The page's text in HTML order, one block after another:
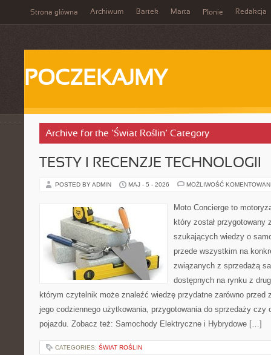
Strona główna Archiwum Bartek Marta Płonie Redakcja
POCZEKAJMY
Archive for the ‘Świat Roślin’ Category
TESTY I RECENZJE TECHNOLOGII
POSTED BY ADMIN MAJ - 5 - 2026 MOŻLIWOŚĆ
Moto Concierge to
który został przygotowany
szukających wiedzy o
przede wszystkim na
związanych z sprzedażą
dostępnych na rynku z
którym czytelnik może znaleźć wiedzę przydatne zarówno przed
jego codziennego użytkowania, przygotowania do sprzedaży czy
pojazdu. Zobacz też: Samochody Elektryczne i Hybrydowe […]
CATEGORIES: ŚWIAT ROŚLIN